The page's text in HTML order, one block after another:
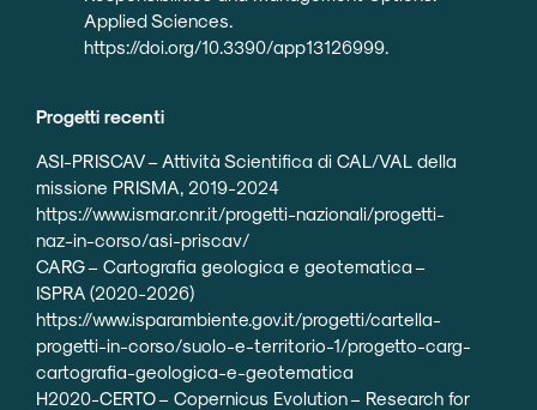
Applied Sciences.
https://doi.org/10.3390/app13126999.
Progetti recenti
ASI-PRISCAV – Attività Scientifica di CAL/VAL della
missione PRISMA, 2019-2024
https://www.ismar.cnr.it/progetti-nazionali/progetti-
naz-in-corso/asi-priscav/
CARG – Cartografia geologica e geotematica –
ISPRA (2020-2026)
https://www.isparambiente.gov.it/progetti/cartella-
progetti-in-corso/suolo-e-territorio-1/progetto-carg-
cartografia-geologica-e-geotematica
H2020-CERTO – Copernicus Evolution – Research for